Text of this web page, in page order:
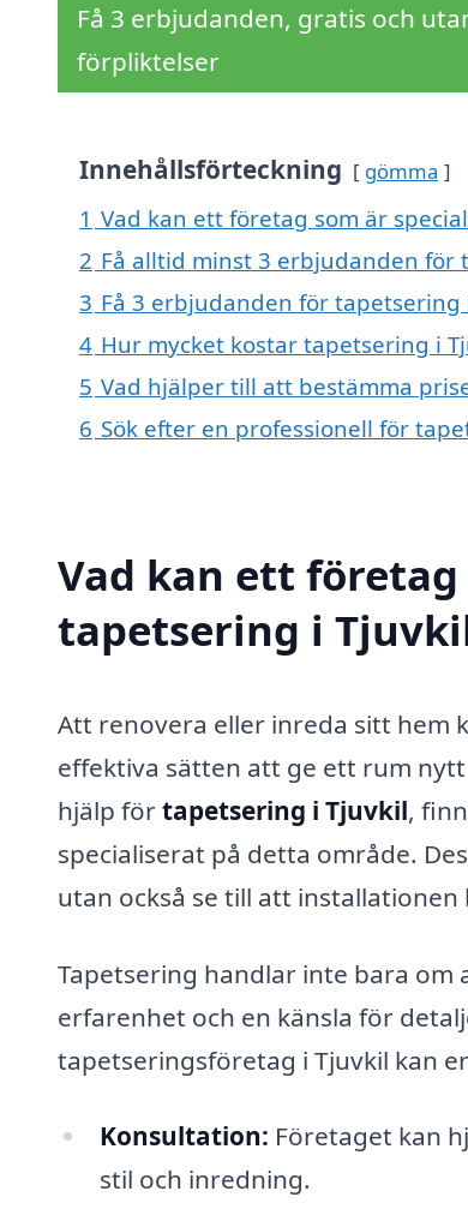
Få 3 erbjudanden, gratis och
förpliktelser
Innehållsförteckning gömma
1 Vad kan ett företag som är
2 Få alltid minst 3 erbjudanden för
3 Få 3 erbjudanden för
4 Hur mycket kostar tapetsering i
5 Vad hjälper till att bestämma
6 Sök efter en professionell för
Vad kan ett
tapetsering i
Att renovera eller inreda sitt hem
effektiva sätten att ge ett rum
hjälp förtapetsering i Tjuvkil,
specialiserat på detta område.
utan också se till att
Tapetsering handlar inte bara om
erfarenhet och en känsla för
tapetseringsföretag i Tjuvkil kan
Konsultation: Företaget kan
stil och inredning.